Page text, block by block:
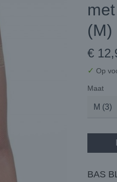
(M)
€
✓ Op
Maat
BAS